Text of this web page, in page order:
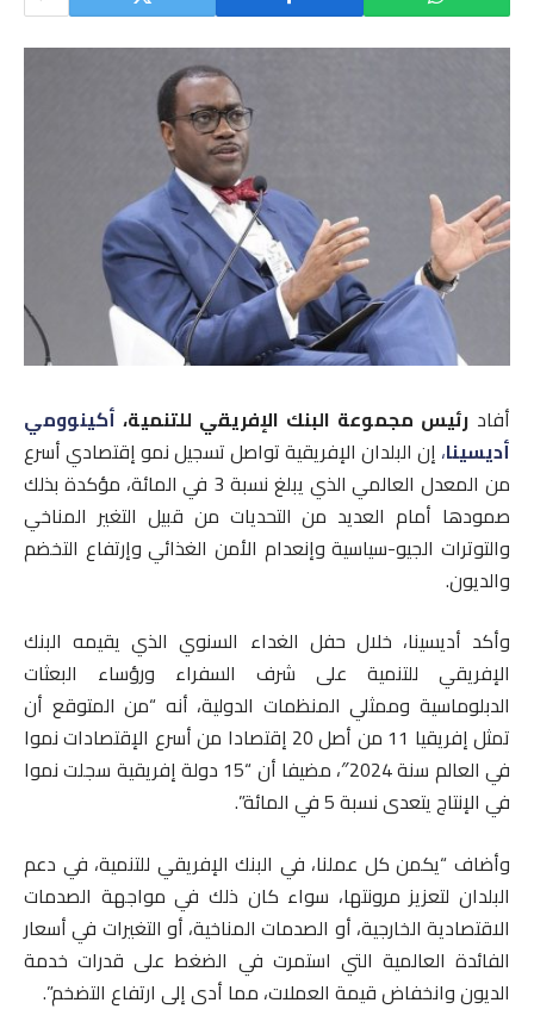
أفاد رئيس مجموعة البنك الإفريقي للتنمية، أكينوومي
أديسينا، إن البلدان الإفريقية تواصل تسجيل نمو إقتصادي أسرع
من المعدل العالمي الذي يبلغ نسبة 3 في المائة، مؤكدة بذلك
صمودها أمام العديد من التحديات من قبيل التغير المناخي
والتوترات الجيو-سياسية وإنعدام الأمن الغذائي وإرتفاع التخضم
والديون.
وأكد أديسينا، خلال حفل الغداء السنوي الذي يقيمه البنك
الإفريقي للتنمية على شرف السفراء ورؤساء البعثات
الدبلوماسية وممثلي المنظمات الدولية، أنه “من المتوقع أن
تمثل إفريقيا 11 من أصل 20 إقتصادا من أسرع الإقتصادات نموا
في العالم سنة 2024″، مضيفا أن “15 دولة إفريقية سجلت نموا
في الإنتاج يتعدى نسبة 5 في المائة”.
وأضاف “يكمن كل عملنا، في البنك الإفريقي للتنمية، في دعم
البلدان لتعزيز مرونتها، سواء كان ذلك في مواجهة الصدمات
الاقتصادية الخارجية، أو الصدمات المناخية، أو التغيرات في أسعار
الفائدة العالمية التي استمرت في الضغط على قدرات خدمة
الديون وانخفاض قيمة العملات، مما أدى إلى ارتفاع التضخم”.